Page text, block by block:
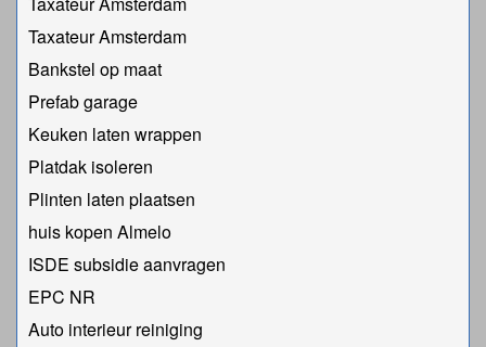
Taxateur Amsterdam
Bankstel op maat
Prefab garage
Keuken laten wrappen
Platdak isoleren
Plinten laten plaatsen
huis kopen Almelo
ISDE subsidie aanvragen
EPC NR
Auto interieur reiniging